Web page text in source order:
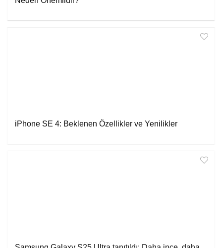
iPhone SE 4: Beklenen Özellikler ve Yenilikler